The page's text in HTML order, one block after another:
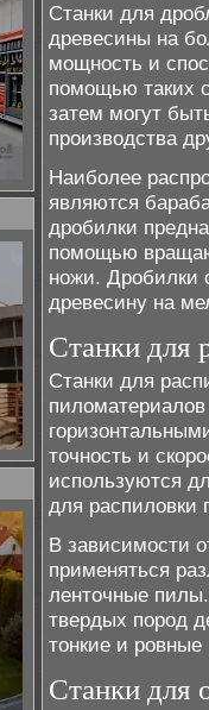
Станки для
древесины на
мощность и
помощью таких
затем могут
производства
Наиболее
являются
дробилки
помощью
ножи. Дробилки
древесину на
Станки для
Станки для
точность и
используются
для распиловки
В зависимости
применяться
ленточные
твердых пород
тонкие и
Станки для